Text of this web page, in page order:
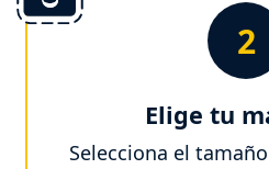
2
Elige tu
Selecciona el